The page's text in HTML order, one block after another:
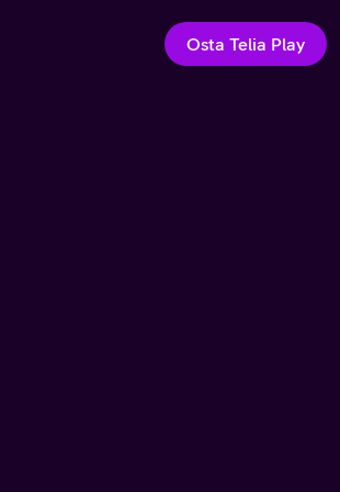
Osta Telia Play